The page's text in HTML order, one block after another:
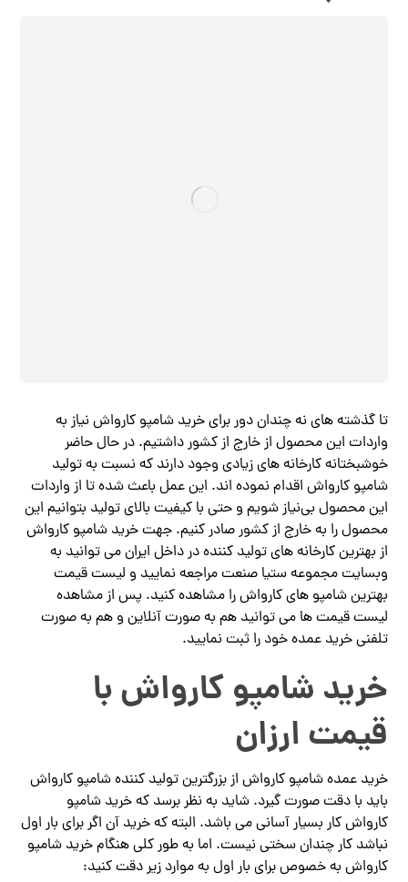
تا گذشته های نه چندان دور برای خرید شامپو کارواش نیاز به
واردات این محصول از خارج از کشور داشتیم. در حال حاضر
خوشبختانه کارخانه های زیادی وجود دارند که نسبت به تولید
شامپو کارواش اقدام نموده اند. این عمل باعث شده تا از واردات
این محصول بی‌نیاز شویم و حتی با کیفیت بالای تولید بتوانیم این
محصول را به خارج از کشور صادر کنیم. جهت خرید شامپو کارواش
از بهترین کارخانه های تولید کننده در داخل ایران می توانید به
وبسایت مجموعه ستیا صنعت مراجعه نمایید و لیست قیمت
بهترین شامپو های کارواش را مشاهده کنید. پس از مشاهده
لیست قیمت ها می توانید هم به صورت آنلاین و هم به صورت
تلفنی خرید عمده خود را ثبت نمایید.
خرید شامپو کارواش با
قیمت ارزان
خرید عمده شامپو کارواش از بزرگترین تولید کننده شامپو کارواش
باید با دقت صورت گیرد. شاید به نظر برسد که خرید شامپو
کارواش کار بسیار آسانی می باشد. البته که خرید آن اگر برای بار اول
نباشد کار چندان سختی نیست. اما به طور کلی هنگام خرید شامپو
کارواش به خصوص برای بار اول به موارد زیر دقت کنید: